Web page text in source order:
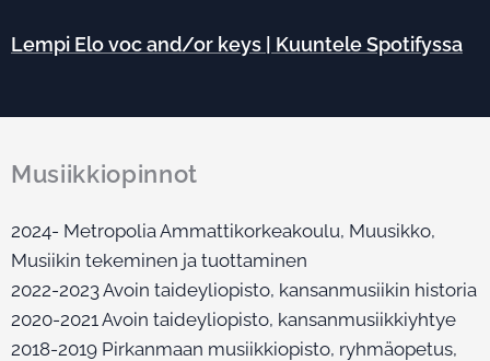
Lempi Elo voc and/or keys | Kuuntele Spotifyssa
Musiikkiopinnot
2024- Metropolia Ammattikorkeakoulu, Muusikko,
Musiikin tekeminen ja tuottaminen
2022-2023 Avoin taideyliopisto, kansanmusiikin historia
2020-2021 Avoin taideyliopisto, kansanmusiikkiyhtye
2018-2019 Pirkanmaan musiikkiopisto, ryhmäopetus,